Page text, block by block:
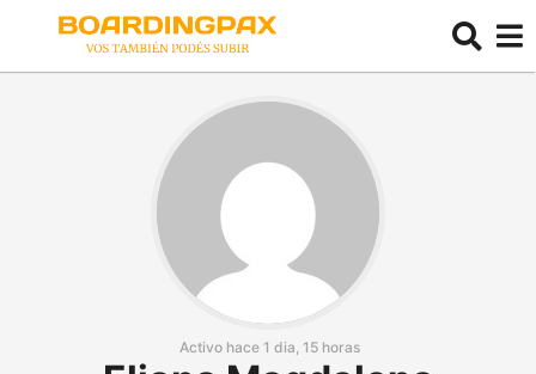
Activo hace 1 dia, 15 horas